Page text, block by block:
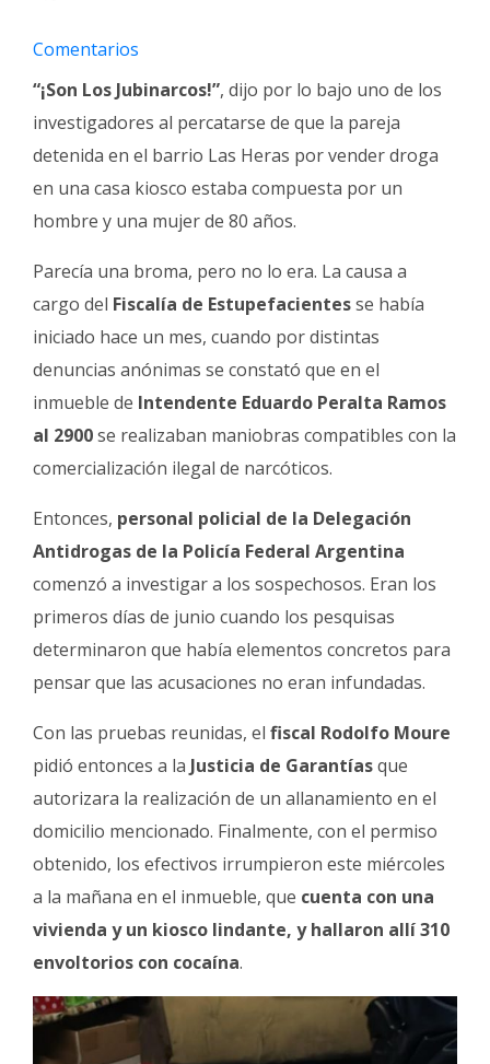
Fúnebres
Comentarios
“¡Son Los Jubinarcos!”, dijo por lo bajo uno de los
investigadores al percatarse de que la pareja
detenida en el barrio Las Heras por vender droga
en una casa kiosco estaba compuesta por un
hombre y una mujer de 80 años.
Parecía una broma, pero no lo era. La causa a
cargo del Fiscalía de Estupefacientesse había
iniciado hace un mes, cuando por distintas
denuncias anónimas se constató que en el
inmueble de Intendente Eduardo Peralta Ramos
al 2900se realizaban maniobras compatibles con la
comercialización ilegal de narcóticos.
Entonces, personal policial de la Delegación
Antidrogas de la Policía Federal Argentina
comenzó a investigar a los sospechosos. Eran los
primeros días de junio cuando los pesquisas
determinaron que había elementos concretos para
pensar que las acusaciones no eran infundadas.
Con las pruebas reunidas, el fiscal Rodolfo Moure
pidió entonces a la Justicia de Garantíasque
autorizara la realización de un allanamiento en el
domicilio mencionado. Finalmente, con el permiso
obtenido, los efectivos irrumpieron este miércoles
a la mañana en el inmueble, que cuenta con una
vivienda y un kiosco lindante, y hallaron allí 310
envoltorios con cocaína.